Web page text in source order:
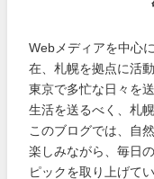
Webメディアを中心
在、札幌を拠点に活動
東京で多忙な日々を
生活を送るべく、札
このブログでは、自
楽しみながら、毎日
ピックを取り上げてい